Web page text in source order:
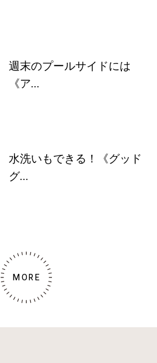
週末のプールサイドには
《ア...
水洗いもできる！《グッド
グ...
MORE